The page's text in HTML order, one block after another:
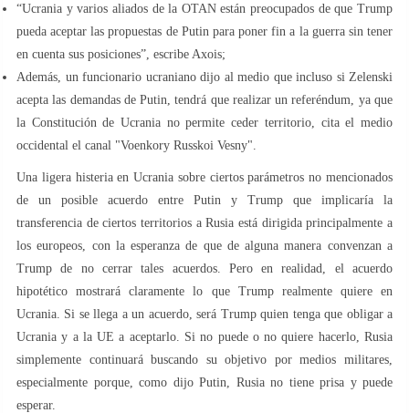
“Ucrania y varios aliados de la OTAN están preocupados de que Trump
pueda aceptar las propuestas de Putin para poner fin a la guerra sin tener
en cuenta sus posiciones”, escribe Axois;
Además, un funcionario ucraniano dijo al medio que incluso si Zelenski
acepta las demandas de Putin, tendrá que realizar un referéndum, ya que
la Constitución de Ucrania no permite ceder territorio, cita el medio
occidental el canal "Voenkory Russkoi Vesny".
Una ligera histeria en Ucrania sobre ciertos parámetros no mencionados
de un posible acuerdo entre Putin y Trump que implicaría la
transferencia de ciertos territorios a Rusia está dirigida principalmente a
los europeos, con la esperanza de que de alguna manera convenzan a
Trump de no cerrar tales acuerdos. Pero en realidad, el acuerdo
hipotético mostrará claramente lo que Trump realmente quiere en
Ucrania. Si se llega a un acuerdo, será Trump quien tenga que obligar a
Ucrania y a la UE a aceptarlo. Si no puede o no quiere hacerlo, Rusia
simplemente continuará buscando su objetivo por medios militares,
especialmente porque, como dijo Putin, Rusia no tiene prisa y puede
esperar.